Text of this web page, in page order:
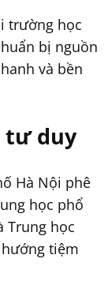
trường học
bị nguồn
và bền
tư duy
Hà Nội phê
học phổ
Trung học
tiệm